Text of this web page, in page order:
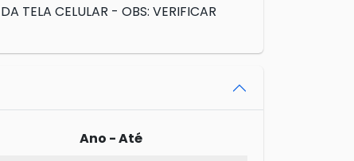
TELA CELULAR - OBS: VERIFICAR
Ano - Até